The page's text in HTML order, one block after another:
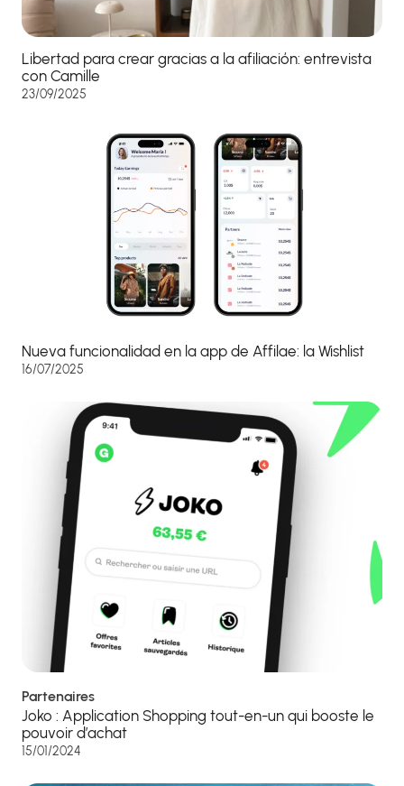
Libertad para crear gracias a la afiliación: entrevista
con Camille
23/09/2025
Nueva funcionalidad en la app de Affilae: la Wishlist
16/07/2025
Partenaires
Joko : Application Shopping tout-en-un qui booste le
pouvoir d’achat
15/01/2024